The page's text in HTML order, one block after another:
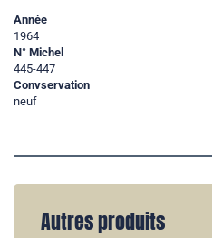
Année
1964
N° Michel
445-447
Convservation
neuf
Autres produits